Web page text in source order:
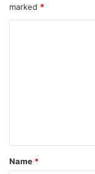
marked *
*
Name *